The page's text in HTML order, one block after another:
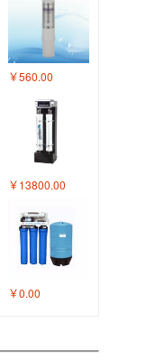
￥560.00
￥13800.00
￥0.00